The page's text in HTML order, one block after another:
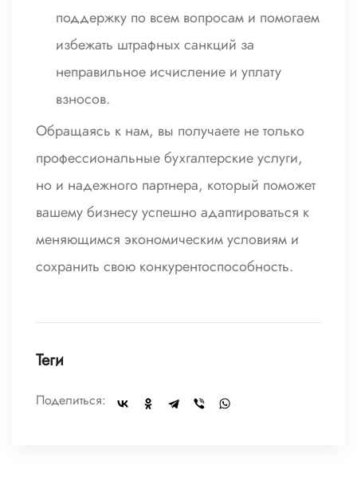
поддержку по всем вопросам и помогаем
избежать штрафных санкций за
неправильное исчисление и уплату
взносов.
Обращаясь к нам, вы получаете не только
профессиональные бухгалтерские услуги,
но и надежного партнера, который поможет
вашему бизнесу успешно адаптироваться к
меняющимся экономическим условиям и
сохранить свою конкурентоспособность.
Теги
Поделиться: